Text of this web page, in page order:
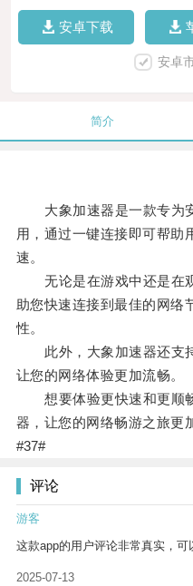
安卓下载
安卓
简介
大象加速器是一款专为
用，通过一键连接即可帮助
速。
无论是在游戏中还是在
助您快速连接到最佳的网络
性。
此外，大象加速器还支持
让您的网络体验更加流畅。
想要体验更快速和更顺
器，让您的网络畅游之旅更
#37#
评论
游客
这款app的用户评论非常真实，可
2025-07-13